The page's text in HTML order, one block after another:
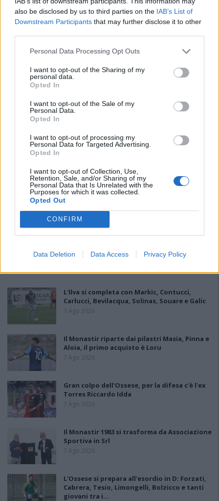
also be disclosed by us to third parties on the IAB’s List of
Downstream Participants that may further disclose it to other
Personal Data Processing Opt Outs
I want to opt-out of the Sharing of my
personal data.
Opted In
I want to opt-out of the Sale of my
Personal Data.
Opted In
I want to opt-out of processing my
Personal Data for Targeted Advertising.
Opted In
I want to opt-out of Collection, Use,
Retention, Sale, and/or Sharing of my
Personal Data that Is Unrelated with the
Purposes for which it was collected.
Opted Out
CONFIRM
Data Deletion Data Access Privacy Policy
L'Ilva si completa con Markic, Contucci,
Carlucci, Bevilacqua, Solinas, Souare e Galic
7 Ago 2026
Il Monastir riparte dai pilastri Masia, Pinna e
Aloia, il primo acquisto è Loru
7 Ago 2026
Gran colpo dell'Ossese, per la difesa c'è l'ex
Torres Riccardo Idda
7 Ago 2026
Il Monastir 1983 si trasforma da Associazione
Sportiva in Srl
7 Ago 2026
L'Ossese si prepara all'esordio in D: Forzati,
Cabrera, Tesio, Limongelli, Bolzicco e tanti
giovani tra i…